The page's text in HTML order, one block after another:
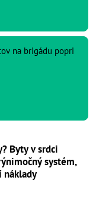
na brigádu popri
Byty v srdci
systém,
náklady